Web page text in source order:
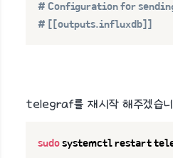
# Configuration for
# [[outputs.influxdb]]
telegraf를 재시작 해주겠습니
sudo systemctl restart